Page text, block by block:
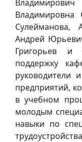
Владимировна
Сулейманова,
Андрей
Григорьев и
поддержку
руководители
предприятий,
в учебном
молодым
навыки по